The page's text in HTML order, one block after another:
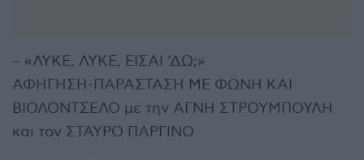
– «ΛΥΚΕ, ΛΥΚΕ, ΕΙΣΑΙ ‘ΔΩ;»
ΑΦΗΓΗΣΗ-ΠΑΡΑΣΤΑΣΗ ΜΕ ΦΩΝΗ ΚΑΙ
ΒΙΟΛΟΝΤΣΕΛΟ με την ΑΓΝΗ ΣΤΡΟΥΜΠΟΥΛΗ
και τον ΣΤΑΥΡΟ ΠΑΡΓΙΝΟ